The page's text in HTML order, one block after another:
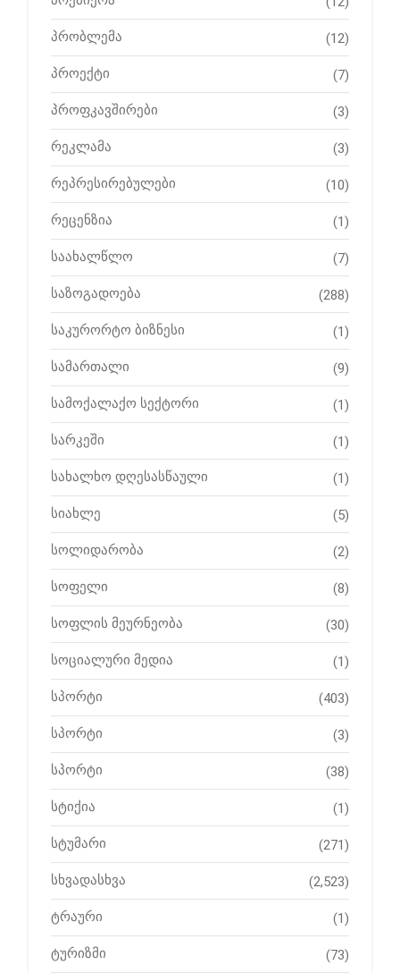
პრობლემა (12)
პროექტი (7)
პროფკავშირები (3)
რეკლამა (3)
რეპრესირებულები (10)
რეცენზია (1)
საახალწლო (7)
საზოგადოება (288)
საკურორტო ბიზნესი (1)
სამართალი (9)
სამოქალაქო სექტორი (1)
სარკეში (1)
სახალხო დღესასწაული (1)
სიახლე (5)
სოლიდარობა (2)
სოფელი (8)
სოფლის მეურნეობა (30)
სოციალური მედია (1)
სპორტი (403)
სპორტი (3)
სპორტი (38)
სტიქია (1)
სტუმარი (271)
სხვადასხვა (2,523)
ტრაური (1)
ტურიზმი (73)